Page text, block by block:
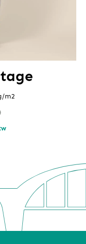
m2